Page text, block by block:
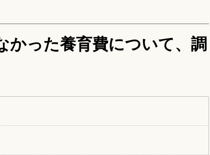
かった養育費について、調